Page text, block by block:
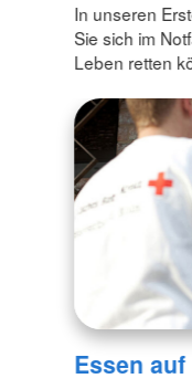
In unseren
Sie sich im
Leben retten
Essen